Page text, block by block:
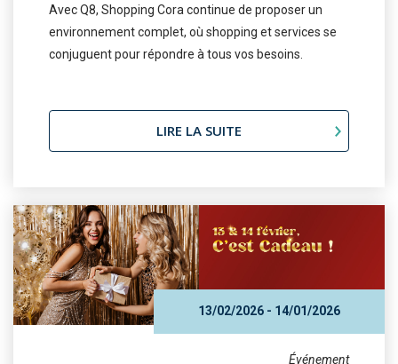
Avec Q8, Shopping Cora continue de proposer un
environnement complet, où shopping et services se
conjuguent pour répondre à tous vos besoins.
LIRE LA SUITE
13/02/2026 - 14/01/2026
Événement